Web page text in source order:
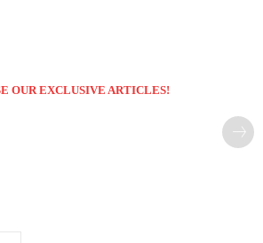
OUR EXCLUSIVE ARTICLES!